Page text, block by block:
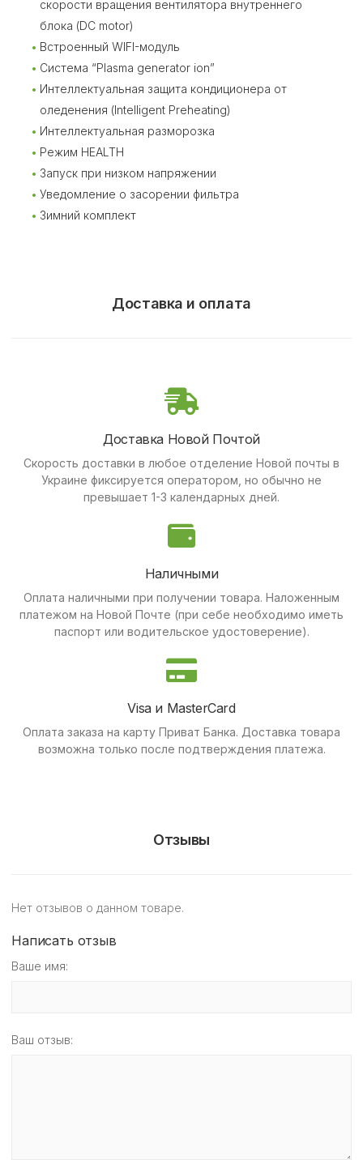
скорости вращения вентилятора внутреннего
блока (DC motor)
Встроенный WIFI-модуль
Система “Plasma generator ion”
Интеллектуальная защита кондиционера от
оледенения (Intelligent Preheating)
Интеллектуальная разморозка
Режим HEALTH
Запуск при низком напряжении
Уведомление о засорении фильтра
Зимний комплект
Доставка и оплата
Доставка Новой Почтой
Скорость доставки в любое отделение Новой почты в
Украине фиксируется оператором, но обычно не
превышает 1-3 календарных дней.
Наличными
Оплата наличными при получении товара. Наложенным
платежом на Новой Почте (при себе необходимо иметь
паспорт или водительское удостоверение).
Visa и MasterCard
Оплата заказа на карту Приват Банка. Доставка товара
возможна только после подтверждения платежа.
Отзывы
Нет отзывов о данном товаре.
Написать отзыв
Ваше имя:
Ваш отзыв: